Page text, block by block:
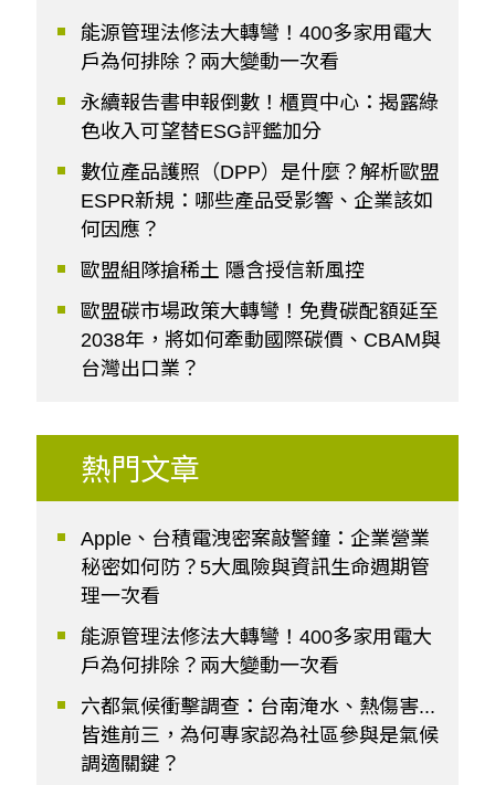
能源管理法修法大轉彎！400多家用電大
戶為何排除？兩大變動一次看
永續報告書申報倒數！櫃買中心：揭露綠
色收入可望替ESG評鑑加分
數位產品護照（DPP）是什麼？解析歐盟
ESPR新規：哪些產品受影響、企業該如
何因應？
歐盟組隊搶稀土 隱含授信新風控
歐盟碳市場政策大轉彎！免費碳配額延至
2038年，將如何牽動國際碳價、CBAM與
台灣出口業？
熱門文章
Apple、台積電洩密案敲警鐘：企業營業
秘密如何防？5大風險與資訊生命週期管
理一次看
能源管理法修法大轉彎！400多家用電大
戶為何排除？兩大變動一次看
六都氣候衝擊調查：台南淹水、熱傷害...
皆進前三，為何專家認為社區參與是氣候
調適關鍵？